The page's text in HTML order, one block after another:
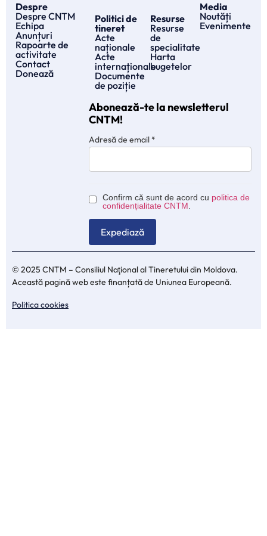
Despre
Despre CNTM
Echipa
Anunțuri
Rapoarte de
activitate
Contact
Donează
Politici de
tineret
Acte
naționale
Acte
internaționale
Documente
de poziție
Resurse
Resurse
de
specialitate
Harta
bugetelor
Media
Noutăți
Evenimente
Abonează-te la newsletterul
CNTM!
Adresă de email*
Confirm că sunt de acord cu politica de
confidențialitate CNTM
© 2025 CNTM – Consiliul Naţional al Tineretului din Moldova.
Această pagină web este finanțată de Uniunea Europeană.
Politica cookies